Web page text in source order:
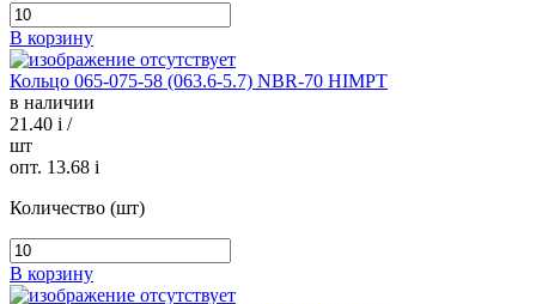
В корзину
Кольцо 065-075-58 (063.6-5.7) NBR-70 HIMPT
в наличии
21.40 i /
шт
опт. 13.68 i
Количество (шт)
В корзину